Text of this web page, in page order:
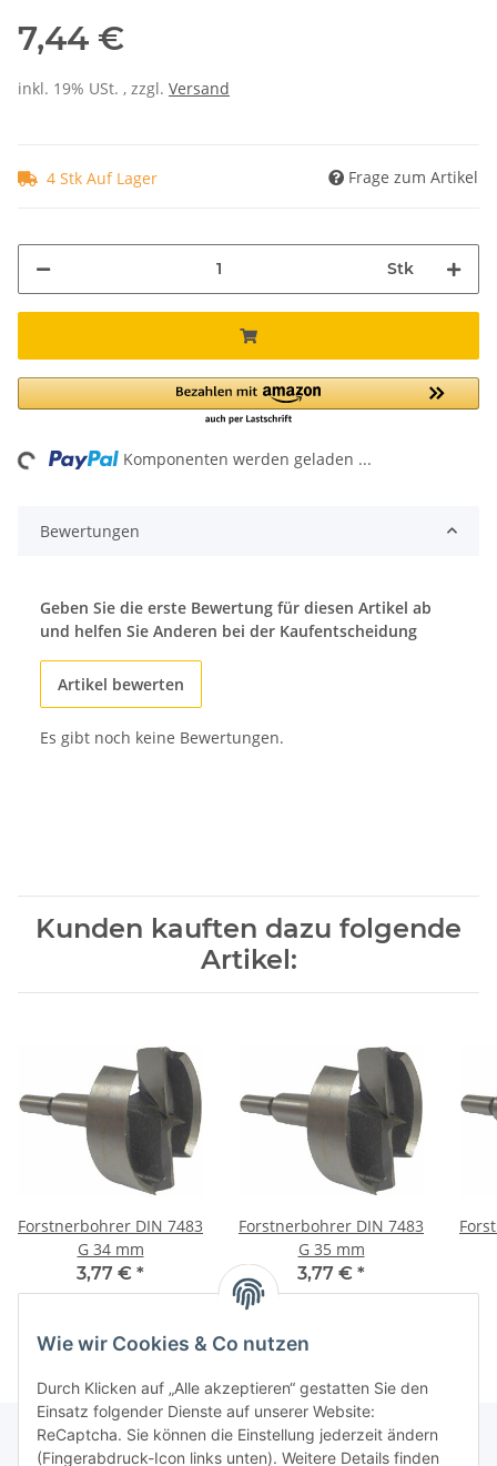
7,44 €
inkl. 19% USt. , zzgl. Versand
4 Stk Auf Lager Frage zum Artikel
Stk
Komponenten werden geladen ...
Bewertungen
Geben Sie die erste Bewertung für diesen Artikel ab
und helfen Sie Anderen bei der Kaufentscheidung
Artikel bewerten
Es gibt noch keine Bewertungen.
Kunden kauften dazu folgende
Artikel:
Forstnerbohrer DIN 7483
G 34 mm
3,77 € *
Forstnerbohrer DIN 7483
G 35 mm
3,77 € *
Wie wir Cookies & Co nutzen
Durch Klicken auf „Alle akzeptieren“ gestatten Sie den
Einsatz folgender Dienste auf unserer Website:
ReCaptcha. Sie können die Einstellung jederzeit ändern
(Fingerabdruck-Icon links unten). Weitere Details finden